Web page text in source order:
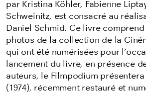
par Kristina Köhler, Fabienne
Schweinitz, est consacré au
Daniel Schmid. Ce livre
photos de la collection de la
qui ont été numérisées pour
lancement du livre, en présence
auteurs, le Filmpodium
(1974), récemment restauré et